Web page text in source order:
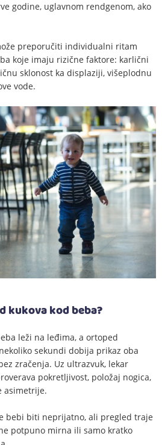
godine, uglavnom rendgenom, ako
preporučiti individualni ritam
koje imaju rizične faktore: karlični
sklonost ka displaziji, višeplodnu
vode.
kukova kod beba?
leži na leđima, a ortoped
sekundi dobija prikaz oba
zračenja. Uz ultrazvuk, lekar
pokretljivost, položaj nogica,
asimetrije.
bebi biti neprijatno, ali pregled traje
potpuno mirna ili samo kratko